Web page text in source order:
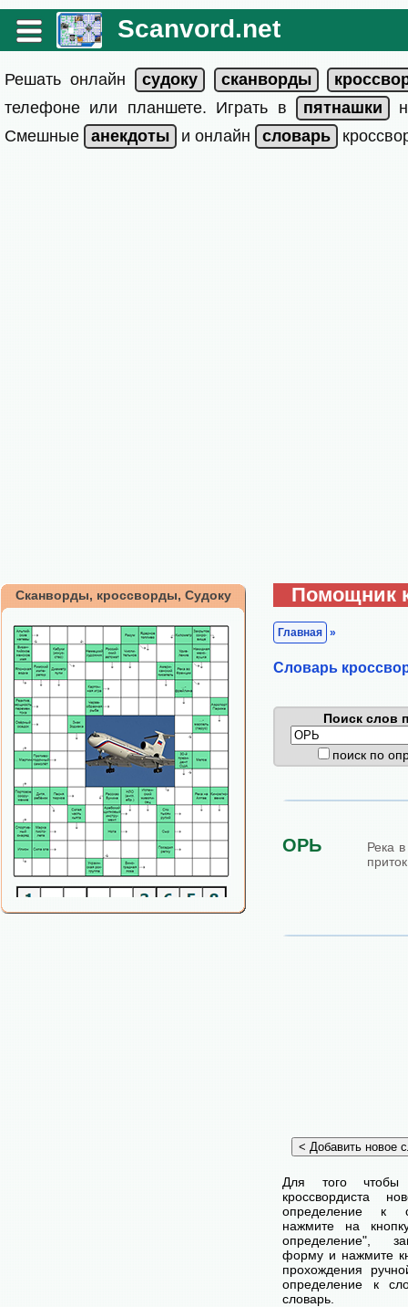
Scanvord.net
Решать онлайн
телефоне или планшете. Играть в
Смешные
и онлайн
Сканворды, кроссворды, Судоку Помощник
Главная »
Cловарь
Поиск слов
поиск по
ОРЬ
Река
Для того чтобы
кроссвордиста
определение к
нажмите на
определение",
форму и нажмите
прохождения
определение к
словарь.